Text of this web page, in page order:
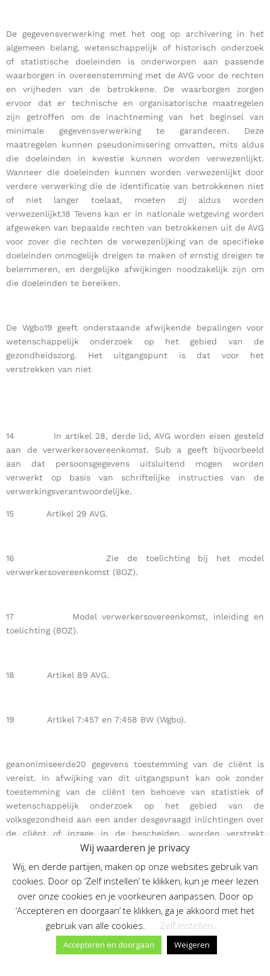
De gegevensverwerking met het oog op archivering in het
algemeen belang, wetenschappelijk of historisch onderzoek
of statistische doeleinden is onderworpen aan passende
waarborgen in overeenstemming met de AVG voor de rechten
en vrijheden van de betrokkene. De waarborgen zorgen
ervoor dat er technische en organisatorische maatregelen
zijn getroffen om de inachtneming van het beginsel van
minimale gegevensverwerking te garanderen. Deze
maatregelen kunnen pseudonimisering omvatten, mits aldus
die doeleinden in kwestie kunnen worden verwezenlijkt.
Wanneer die doeleinden kunnen worden verwezenlijkt door
verdere verwerking die de identificatie van betrokkenen niet
of niet langer toelaat, moeten zij aldus worden
verwezenlijkt.18 Tevens kan er in nationale wetgeving worden
afgeweken van bepaalde rechten van betrokkenen uit de AVG
voor zover die rechten de verwezenlijking van de specifieke
doeleinden onmogelijk dreigen te maken of ernstig dreigen te
belemmeren, en dergelijke afwijkingen noodzakelijk zijn om
die doeleinden te bereiken.
De Wgbo19 geeft onderstaande afwijkende bepalingen voor
wetenschappelijk onderzoek op het gebied van de
gezondheidszorg. Het uitgangspunt is dat voor het
verstrekken van niet
14 In artikel 28, derde lid, AVG worden eisen gesteld
aan de verwerkersovereenkomst. Sub a geeft bijvoorbeeld
aan dat persoonsgegevens uitsluitend mogen worden
verwerkt op basis van schriftelijke instructies van de
verwerkingsverantwoordelijke.
15 Artikel 29 AVG.
16 Zie de toelichting bij het model
verwerkersovereenkomst (BOZ).
17 Model verwerkersovereenkomst, inleiding en
toelichting (BOZ).
18 Artikel 89 AVG.
19 Artikel 7:457 en 7:458 BW (Wgbo).
geanonimiseerde20 gegevens toestemming van de cliënt is
vereist. In afwijking van dit uitgangspunt kan ook zonder
toestemming van de cliënt ten behoeve van statistiek of
wetenschappelijk onderzoek op het gebied van de
volksgezondheid aan een ander desgevraagd inlichtingen over
de cliënt of inzage in de bescheiden, worden verstrekt
1. het vragen van toestemming in redelijkheid niet
mogelijk is21 en bij de uitvoering van het onderzoek zodanige
cliënt niet onevenredig wordt geschaad, of
Wij waarderen je privacy
Wij, en derde partijen, maken op onze websites gebruik van
cookies. Door op ‘Zelf instellen’ te klikken, kun je meer lezen
over onze cookies en je voorkeuren aanpassen. Door op
‘Accepteren en doorgaan’ te klikken, ga je akkoord met het
gebruik van alle cookies.
Zelf instellen
Accepteren en doorgaan Weigeren